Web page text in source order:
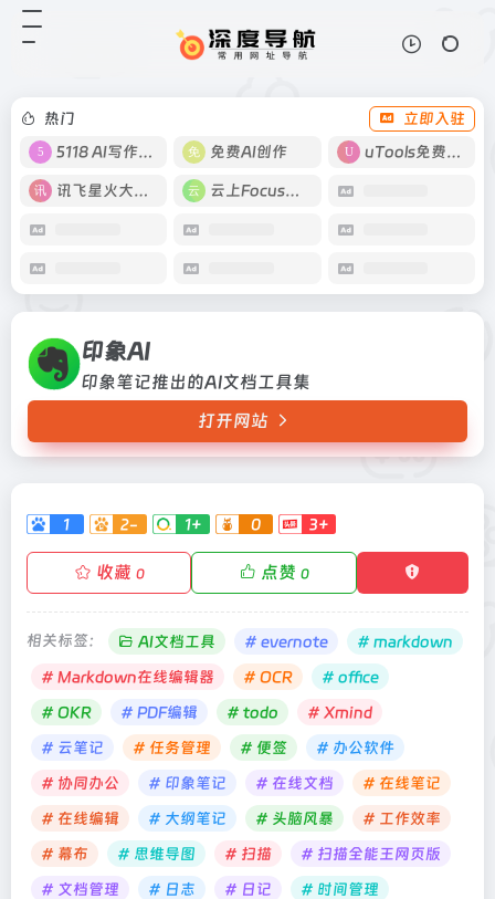
热门
立即入驻
5118 AI写作工具
免费AI创作 uTools免费工具箱
讯飞星火大模型 云上Focus接码
印象AI
印象笔记推出的AI文档工具集
打开网站
1 2- 1+ 0 3+
收藏 0 点赞 0
相关标签： AI文档工具 # evernote
# markdown
# Markdown在线编辑器
# OCR
# office
# OKR
# PDF编辑 # todo
# Xmind
# 云笔记
# 任务管理 # 便签
# 办公软件
# 协同办公
# 印象笔记 # 在线文档
# 在线笔记
# 在线编辑
# 大纲笔记 # 头脑风暴
# 工作效率
# 幕布
# 思维导图 # 扫描
# 扫描全能王网页版
# 文档管理
# 日志 # 日记
# 时间管理